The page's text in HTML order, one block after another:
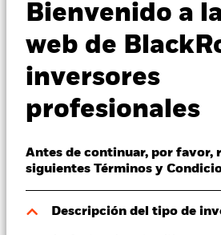
Bienvenido a
web de
inversores
profesionales
Antes de continuar, por favor,
siguientes Términos y
Descripción del tipo de
Perspectivas
Visión de mercado
Educación
Profesionales
España
Change location
Asia ex
Fund
EUR 196,71